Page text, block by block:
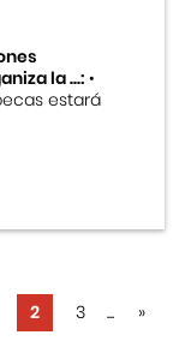
la ...:•
estará
2 3 ... »